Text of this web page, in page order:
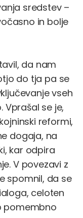
sredstev –
in bolje
da nam
do tja pa se
vseh
se je,
reformi,
dogaja, na
kar odpira
V povezavi z
spomnil, da se
celoten
pomembno